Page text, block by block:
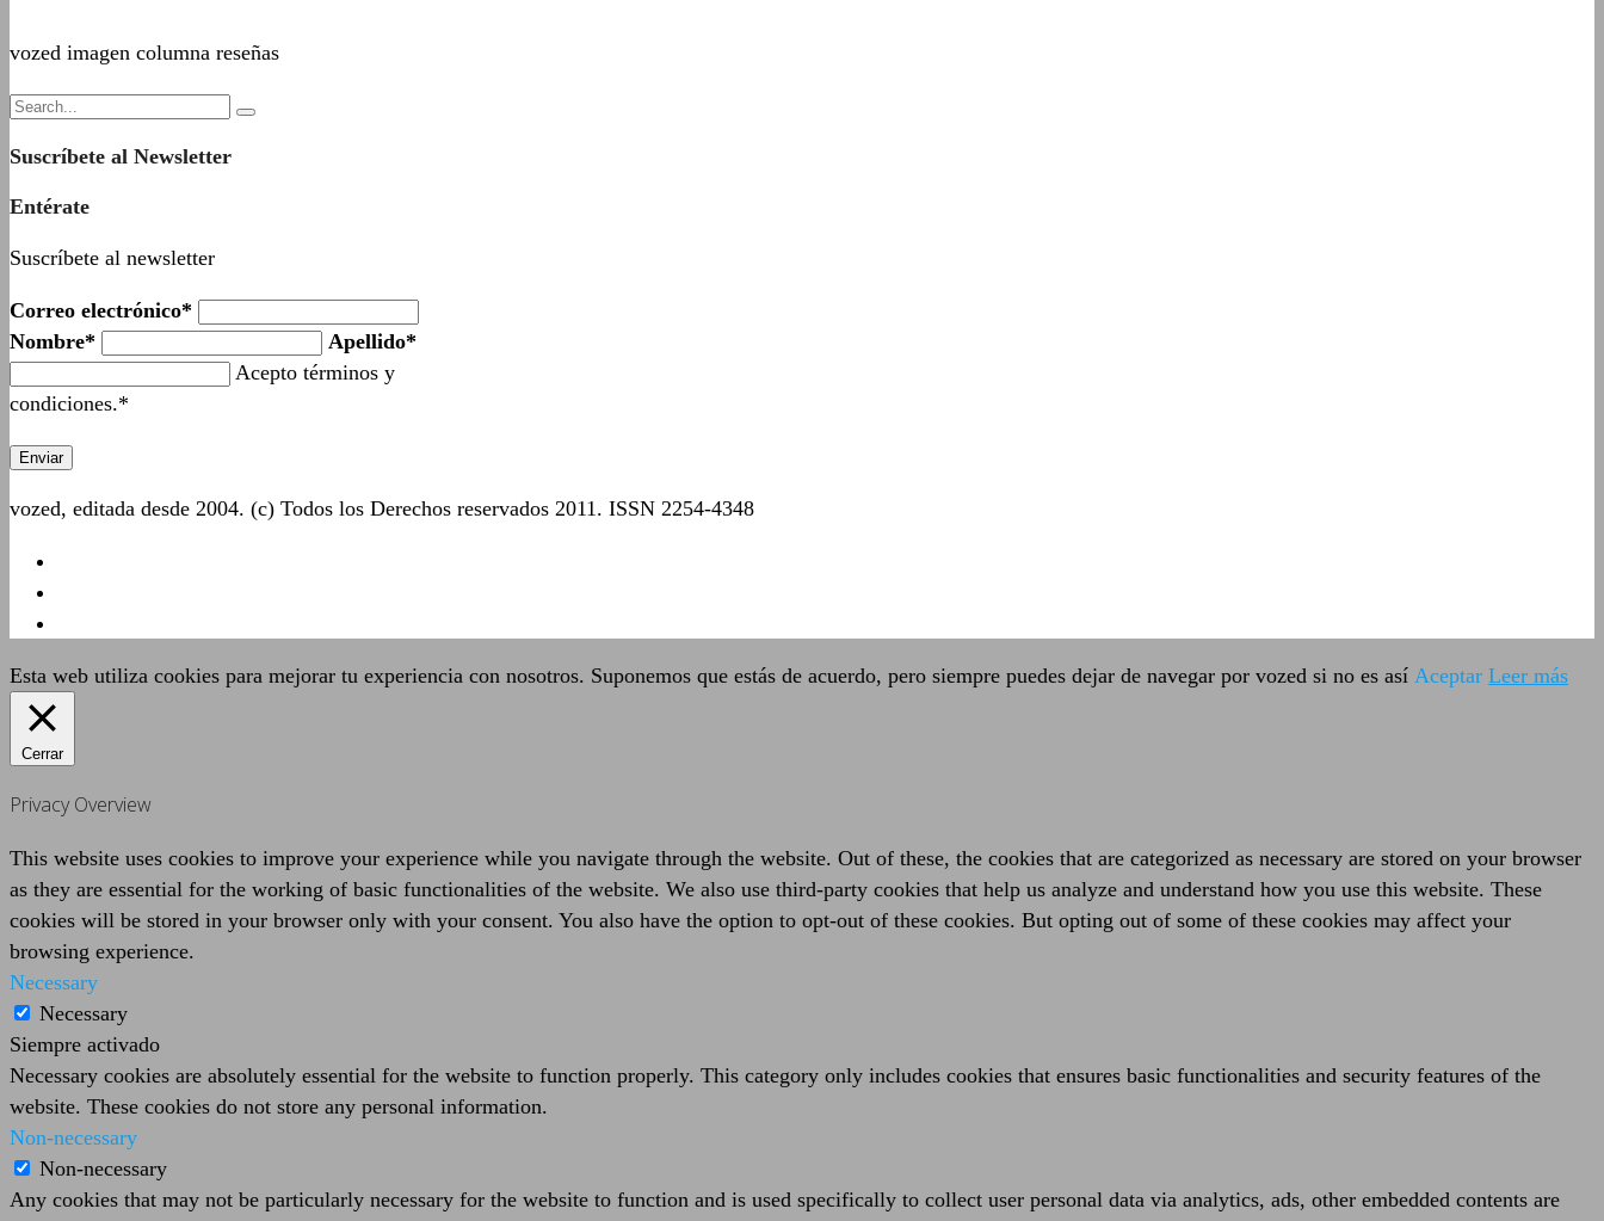
vozed imagen columna reseñas
Suscríbete al Newsletter
Entérate
Suscríbete al newsletter
Correo electrónico*
Nombre*
Apellido*
Acepto términos y
condiciones.*
vozed, editada desde 2004. (c) Todos los Derechos reservados 2011. ISSN 2254-4348
Esta web utiliza cookies para mejorar tu experiencia con nosotros. Suponemos que estás de acuerdo, pero siempre puedes dejar de navegar por vozed si no es así Aceptar Leer más
Cerrar
Privacy Overview
This website uses cookies to improve your experience while you navigate through the website. Out of these, the cookies that are categorized as necessary are stored on your browser
as they are essential for the working of basic functionalities of the website. We also use third-party cookies that help us analyze and understand how you use this website. These
cookies will be stored in your browser only with your consent. You also have the option to opt-out of these cookies. But opting out of some of these cookies may affect your
browsing experience.
Necessary
Necessary
Siempre activado
Necessary cookies are absolutely essential for the website to function properly. This category only includes cookies that ensures basic functionalities and security features of the
website. These cookies do not store any personal information.
Non-necessary
Non-necessary
Any cookies that may not be particularly necessary for the website to function and is used specifically to collect user personal data via analytics, ads, other embedded contents are